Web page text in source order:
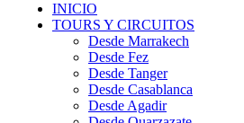
INICIO
TOURS Y CIRCUITOS
Desde Marrakech
Desde Fez
Desde Tanger
Desde Casablanca
Desde Agadir